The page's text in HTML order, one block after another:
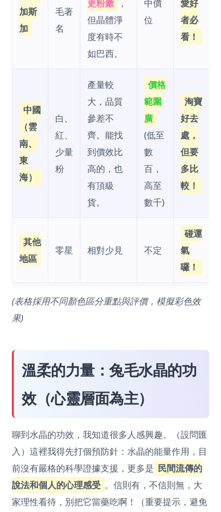
加斯
加
毛著
名
更粉嫩
，
但晶體淨
度有時不
如巴西。
中價
位
愛好
者必
看！
中國
（雲
南、
東
海）
白、
紅、
少量
粉
產量較
大，品質
參差不
齊。能找
到價效比
高的，也
有頂級
貨。
價格
範圍
廣
(低至
數
百，
高至
數千)
淘寶
好去
處，
但要
多比
較！
其他
地區
零星 相對少見 不定
碰運
氣
囉！
(表格採用不同顏色區分重點與評價，模擬彩色效
果)
溫柔的力量：兔毛水晶的功
效（心靈層面為主）
聊到水晶的功效，我知道很多人感興趣。（設問匯
入）這裡我得先打個預防針：水晶的能量作用，目
前沒有嚴格的科學證據支援，更多是 民間流傳的
說法和個人的心理感受 。信則有，不信則無，大
家理性看待，別把它當藥吃啊！（重要提示，避免